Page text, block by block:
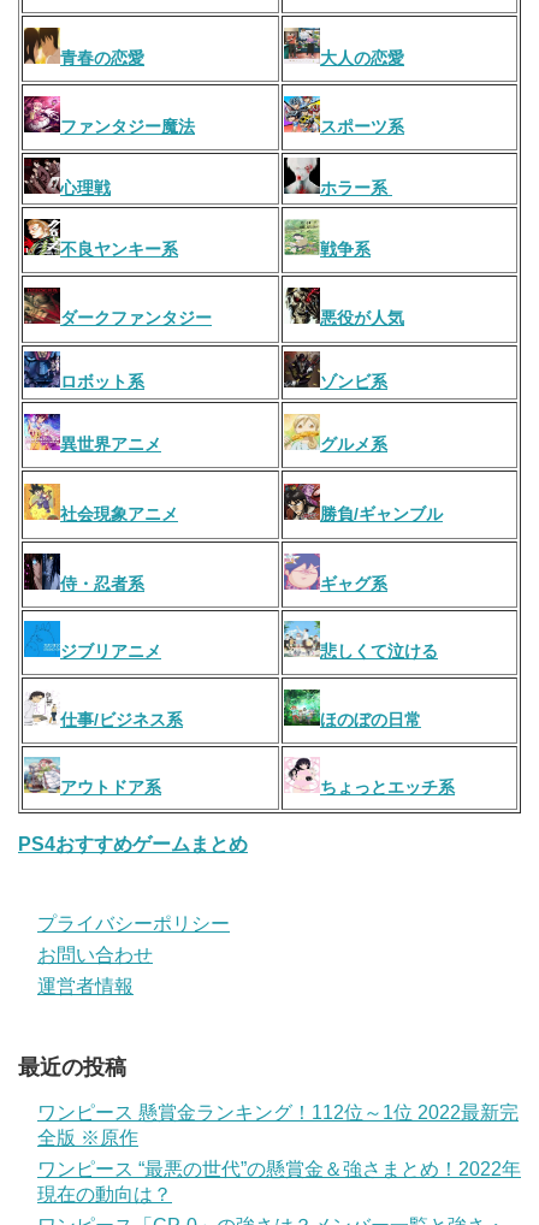
青春の恋愛 大人の恋愛
ファンタジー魔法 スポーツ系
心理戦 ホラー系
不良ヤンキー系 戦争系
ダークファンタジー 悪役が人気
ロボット系 ゾンビ系
異世界アニメ グルメ系
社会現象アニメ 勝負/ギャンブル
侍・忍者系 ギャグ系
ジブリアニメ 悲しくて泣ける
仕事/ビジネス系 ほのぼの日常
アウトドア系 ちょっとエッチ系
PS4おすすめゲームまとめ
プライバシーポリシー
お問い合わせ
運営者情報
最近の投稿
ワンピース 懸賞金ランキング！112位～1位 2022最新完
全版 ※原作
ワンピース “最悪の世代”の懸賞金＆強さまとめ！2022年
現在の動向は？